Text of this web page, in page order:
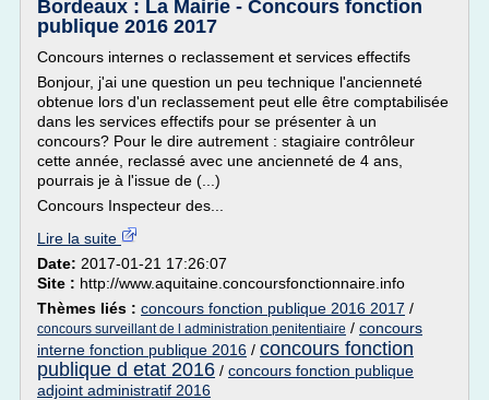
Bordeaux : La Mairie - Concours fonction
publique 2016 2017
Concours internes o reclassement et services effectifs
Bonjour, j'ai une question un peu technique l'ancienneté
obtenue lors d'un reclassement peut elle être comptabilisée
dans les services effectifs pour se présenter à un
concours? Pour le dire autrement : stagiaire contrôleur
cette année, reclassé avec une ancienneté de 4 ans,
pourrais je à l'issue de (...)
Concours Inspecteur des...
Lire la suite
Date: 2017-01-21 17:26:07
Site : http://www.aquitaine.concoursfonctionnaire.info
Thèmes liés : concours fonction publique 2016 2017 /
concours surveillant de l administration penitentiaire / concours
interne fonction publique 2016 / concours fonction
publique d etat 2016 / concours fonction publique
adjoint administratif 2016